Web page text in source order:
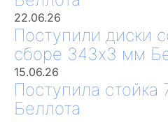
22.06.26
Поступили диски
сборе 343х3 мм
15.06.26
Поступила
Беллота